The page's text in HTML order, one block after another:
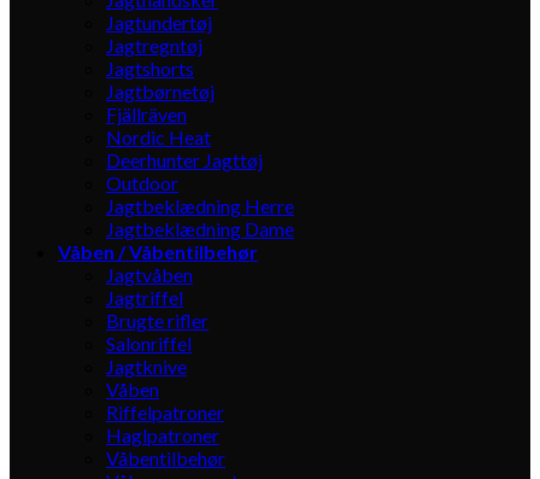
Jagtundertøj
Jagtregntøj
Jagtshorts
Jagtbørnetøj
Fjällräven
Nordic Heat
Deerhunter Jagttøj
Outdoor
Jagtbeklædning Herre
Jagtbeklædning Dame
Våben / Våbentilbehør
Jagtvåben
Jagtriffel
Brugte rifler
Salonriffel
Jagtknive
Våben
Riffelpatroner
Haglpatroner
Våbentilbehør